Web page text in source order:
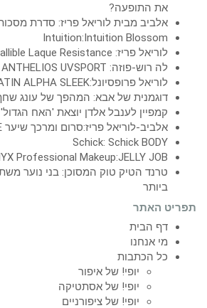
את התופעה?
אלביב מבית לוריאל פריז: סדרת
Intuition:Intuition Blossom
לוריאל פריז: Infallible Laque Resistance
לה רוש-פוזה: ANTHELIOS UVSPORT
לוריאל פרופסיונל:KERATIN ALPHA SLEEK
דוגמנית של אבא: המהפך של עונג
קמפיין לענבל אלדן יוצאת 'האח הגדול'
אלביב-לוריאל פריז:סרום ומרכך שיער ULTIMATE
Schick: Schick BODY
Professional Makeup:JELLY JOB
טרנד הטיק טוק המסוכן: בני נוער
ביותר
תפריט האתר
דף הבית
מי אנחנו
כל הכתבות
יופי! של איפור
יופי! של אסתטיקה
יופי! של ציפורניים